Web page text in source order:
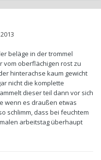
beläge in der trommel
vom oberflächigen rost zu
hinterachse kaum gewicht
nicht die komplette
dieser teil dann vor sich
wenn es draußen etwas
schlimm, dass bei feuchtem
arbeitstag überhaupt